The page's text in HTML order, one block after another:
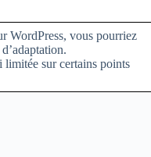
WordPress, vous pourriez
limitée sur certains points